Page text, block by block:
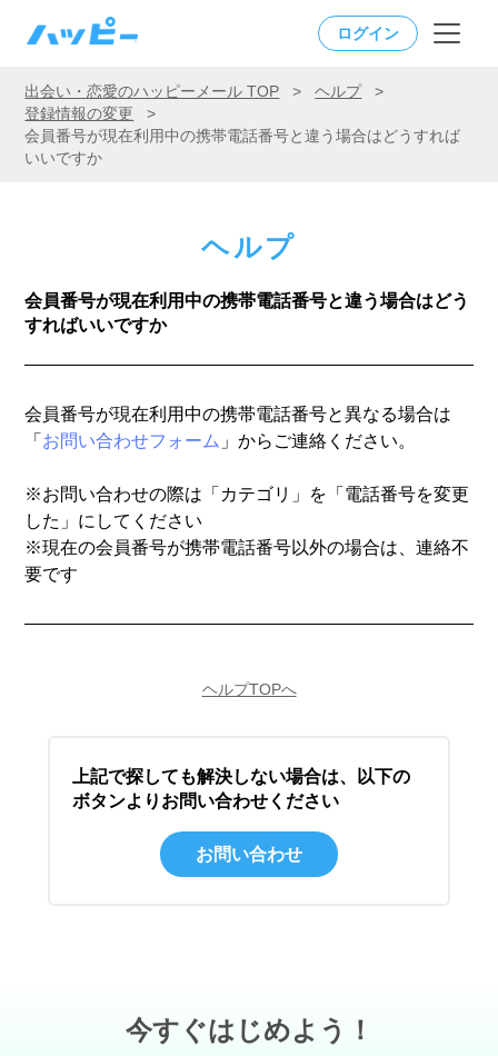
ログイン
出会い・恋愛のハッピーメール TOP > ヘルプ
>
登録情報の変更
>
会員番号が現在利用中の携帯電話番号と違う場合はどうすれば
いいですか
ヘルプ
会員番号が現在利用中の携帯電話番号と違う場合はどう
すればいいですか
会員番号が現在利用中の携帯電話番号と異なる場合は
「 お問い合わせフォーム 」からご連絡ください。
※お問い合わせの際は「カテゴリ」を「電話番号を変更
した」にしてください
※現在の会員番号が携帯電話番号以外の場合は、連絡不
要です
ヘルプTOPへ
上記で探しても解決しない場合は、以下の
ボタンよりお問い合わせください
お問い合わせ
今すぐはじめよう！